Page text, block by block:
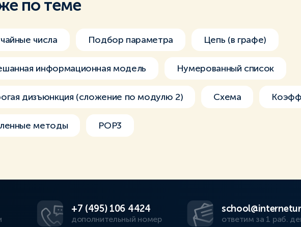
по теме
числа Подбор параметра Цепь (в графе)
информационная модель Нумерованный список
дизъюнкция (сложение по модулю 2) Схема
методы POP3
+7 (495) 106 4424
дополнительный номер ответим за 1 раб.